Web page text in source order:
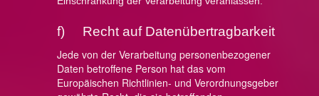
f) Recht auf Datenübertragbarkeit
Jede von der Verarbeitung personenbezogener
Daten betroffene Person hat das vom
Europäischen Richtlinien- und Verordnungsgeber